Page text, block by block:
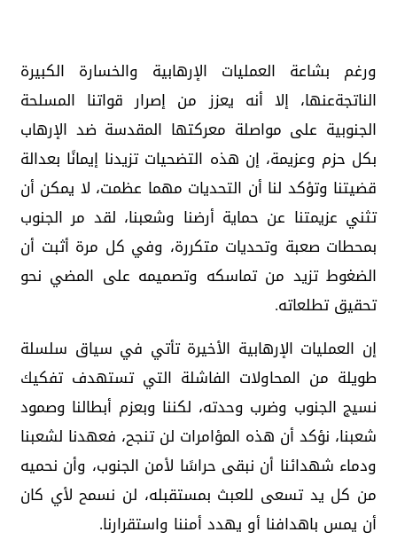
ورغم بشاعة العمليات الإرهابية والخسارة الكبيرة
الناتجةعنها، إلا أنه يعزز من إصرار قواتنا المسلحة
الجنوبية على مواصلة معركتها المقدسة ضد الإرهاب
بكل حزم وعزيمة، إن هذه التضحيات تزيدنا إيمانًا بعدالة
قضيتنا وتؤكد لنا أن التحديات مهما عظمت، لا يمكن أن
تثني عزيمتنا عن حماية أرضنا وشعبنا، لقد مر الجنوب
بمحطات صعبة وتحديات متكررة، وفي كل مرة أثبت أن
الضغوط تزيد من تماسكه وتصميمه على المضي نحو
تحقيق تطلعاته.
إن العمليات الإرهابية الأخيرة تأتي في سياق سلسلة
طويلة من المحاولات الفاشلة التي تستهدف تفكيك
نسيج الجنوب وضرب وحدته، لكننا وبعزم أبطالنا وصمود
شعبنا، نؤكد أن هذه المؤامرات لن تنجح، فعهدنا لشعبنا
ودماء شهدائنا أن نبقى حراسًا لأمن الجنوب، وأن نحميه
من كل يد تسعى للعبث بمستقبله، لن نسمح لأي كان
أن يمس باهدافنا أو يهدد أمننا واستقرارنا.